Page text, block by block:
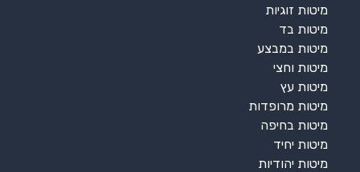
מיטות זוגיות
מיטות בד
מיטות במבצע
מיטות וחצי
מיטות עץ
מיטות מרופדות
מיטות בחיפה
מיטות יחיד
מיטות יהודיות